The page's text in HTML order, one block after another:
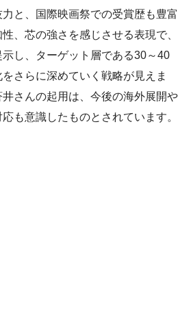
と、国際映画祭での受賞歴も豊富
、芯の強さを感じさせる表現で、
し、ターゲット層である30～40
さらに深めていく戦略が見えま
さんの起用は、今後の海外展開や
も意識したものとされています。